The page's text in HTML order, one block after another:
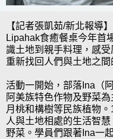
【記者張凱茹/新北報導
Lipahak食癒餐桌今年首
識土地到親手料理，感
重新找回人們與土地之間
活動一開始，部落Ina（
阿美族特色作物及野菜
月桃和構樹等民族植物
人與土地相處的生活智
野菜。學員們跟著Ina一